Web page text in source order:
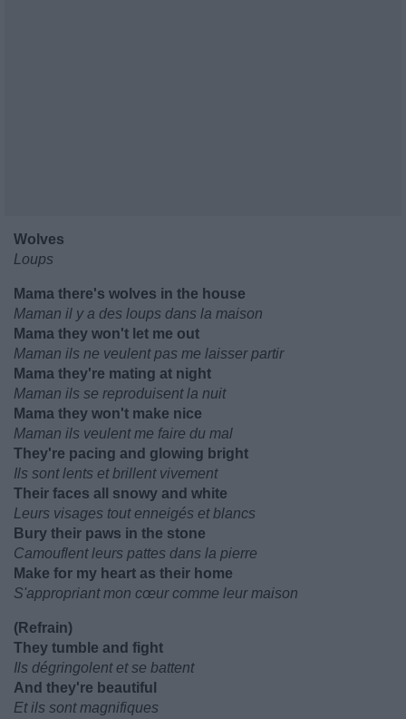
Wolves
Loups
Mama there's wolves in the house
Maman il y a des loups dans la maison
Mama they won't let me out
Maman ils ne veulent pas me laisser partir
Mama they're mating at night
Maman ils se reproduisent la nuit
Mama they won't make nice
Maman ils veulent me faire du mal
They're pacing and glowing bright
Ils sont lents et brillent vivement
Their faces all snowy and white
Leurs visages tout enneigés et blancs
Bury their paws in the stone
Camouflent leurs pattes dans la pierre
Make for my heart as their home
S'appropriant mon cœur comme leur maison
(Refrain)
They tumble and fight
Ils dégringolent et se battent
And they're beautiful
Et ils sont magnifiques